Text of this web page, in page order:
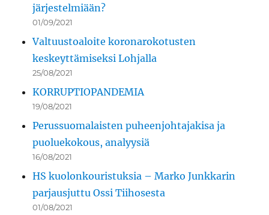
järjestelmiään?
01/09/2021
Valtuustoaloite koronarokotusten
keskeyttämiseksi Lohjalla
25/08/2021
KORRUPTIOPANDEMIA
19/08/2021
Perussuomalaisten puheenjohtajakisa ja
puoluekokous, analyysiä
16/08/2021
HS kuolonkouristuksia – Marko Junkkarin
parjausjuttu Ossi Tiihosesta
01/08/2021